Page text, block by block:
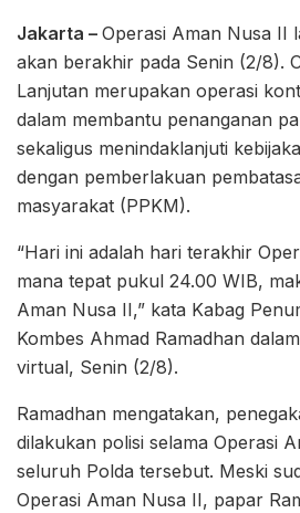
Jakarta – Operasi Aman Nusa II
akan berakhir pada Senin (2/8).
Lanjutan merupakan operasi
dalam membantu penanganan
sekaligus menindaklanjuti
dengan pemberlakuan
masyarakat (PPKM).
“Hari ini adalah hari terakhir
mana tepat pukul 24.00 WIB,
Aman Nusa II,” kata Kabag
Kombes Ahmad Ramadhan
virtual, Senin (2/8).
Ramadhan mengatakan,
dilakukan polisi selama Operasi
seluruh Polda tersebut. Meski
Operasi Aman Nusa II, papar